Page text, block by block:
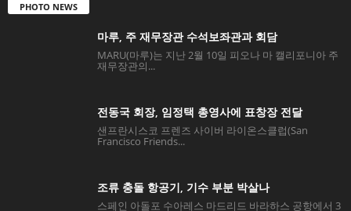
PHOTO NEWS
마루, 주 재무장관 수석보좌관과 회담
MARU(마루)는 지난 2월 10일 피오나 마 캘리포니아 주
재무장관의...
전동국 회장, 임정택 총영사에 표창장 전달
샌프란시스코 프렌즈 사이버 라이온스클럽(San
Francisco Friends...
조류 충돌 항공기, 기수 부분 박살나
스페인 아돌포 수아레스 마드리드 바라하스 공항에서 3